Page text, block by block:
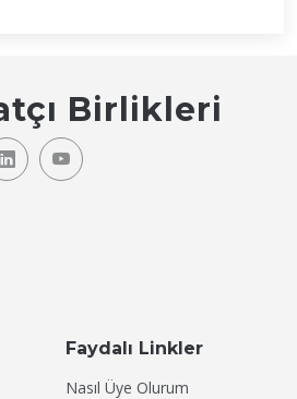
Birlikleri
Faydalı Linkler
Nasıl Üye Olurum